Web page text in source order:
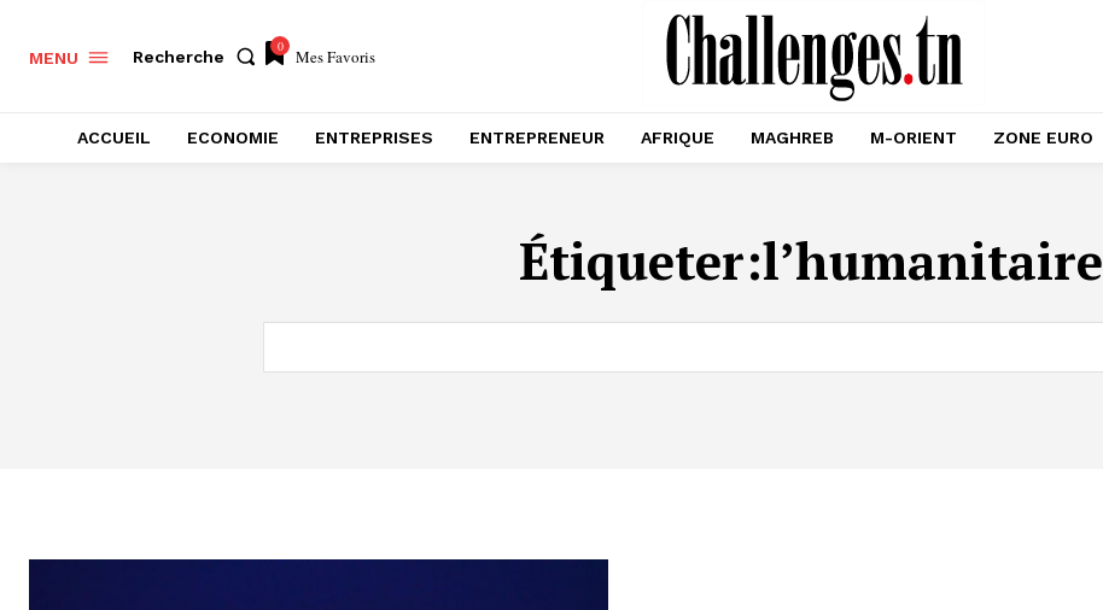
MENU Recherche
0 Mes Favoris
ACCUEIL ECONOMIE ENTREPRISES ENTREPRENEUR AFRIQUE MAGHREB M-ORIENT ZONE EURO
Étiqueter:l’humanitaire